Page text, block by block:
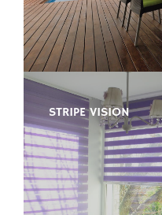
STRIPE VISION